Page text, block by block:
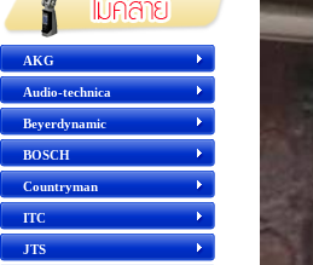
AKG
Audio-technica
Beyerdynamic
BOSCH
Countryman
ITC
JTS